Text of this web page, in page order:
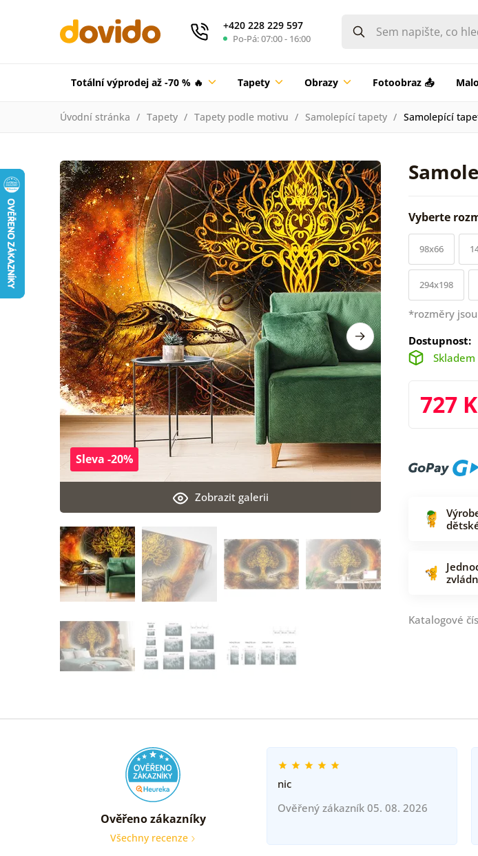
+420 228 229 597
Po-Pá: 07:00 - 16:00
Totální výprodej až -70 % 🔥 Tapety Obrazy Fotoobraz 📤
Úvodní stránka Tapety Tapety podle motivu Samolepící tapety Samolepící
Zobrazit galerii
Sleva -20%
Vyberte
98x66
294x198
*rozměry
Dostupnost:
Skladem
727
Katalogové
Ověřeno zákazníky
Všechny recenze
nic
Ověřený zákazník 05. 08. 2026